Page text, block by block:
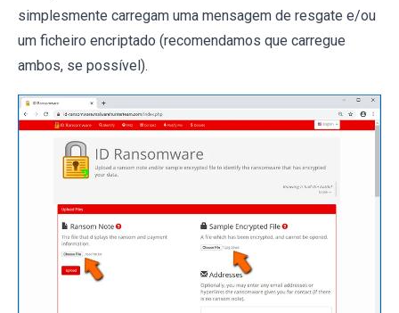
simplesmente carregam uma mensagem de resgate e/ou
um ficheiro encriptado (recomendamos que carregue
ambos, se possível).